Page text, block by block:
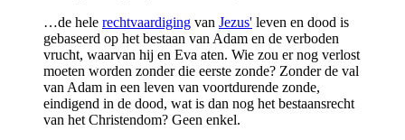
…de hele rechtvaardiging van Jezus' leven en dood is
gebaseerd op het bestaan van Adam en de verboden
vrucht, waarvan hij en Eva aten. Wie zou er nog verlost
moeten worden zonder die eerste zonde? Zonder de val
van Adam in een leven van voortdurende zonde,
eindigend in de dood, wat is dan nog het bestaansrecht
van het Christendom? Geen enkel.